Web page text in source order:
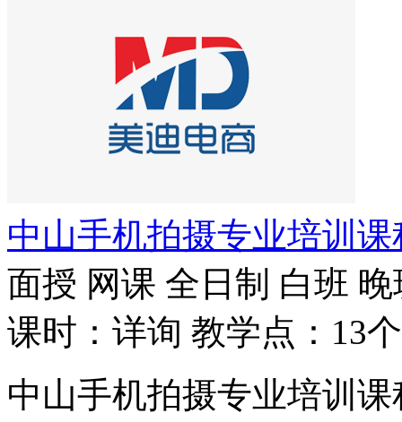
中山手机拍摄专业培训课
面授 网课 全日制 白班 晚
课时：详询 教学点：13个
中山手机拍摄专业培训